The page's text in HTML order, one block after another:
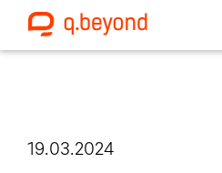
19.03.2024